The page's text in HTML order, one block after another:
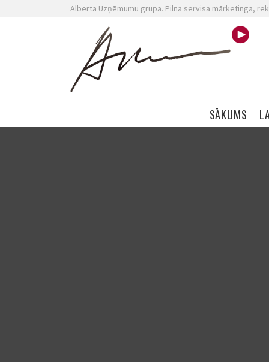
Alberta Uzņēmumu grupa. Pilna servisa mārketinga,
Skip navigation
SĀKUMS